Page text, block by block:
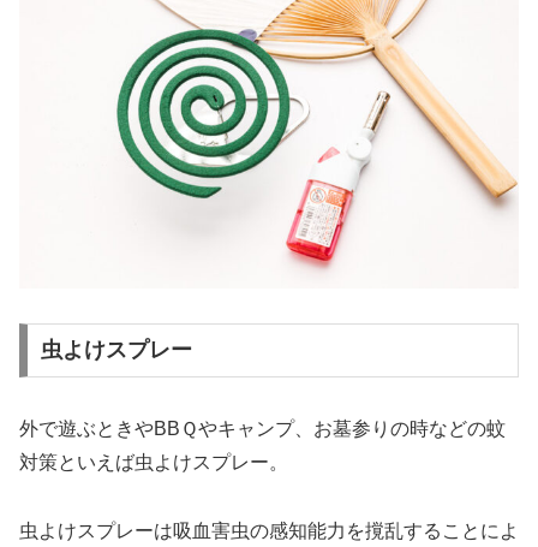
虫よけスプレー
外で遊ぶときやBBＱやキャンプ、お墓参りの時などの蚊
対策といえば虫よけスプレー。
虫よけスプレーは吸血害虫の感知能力を撹乱することによ